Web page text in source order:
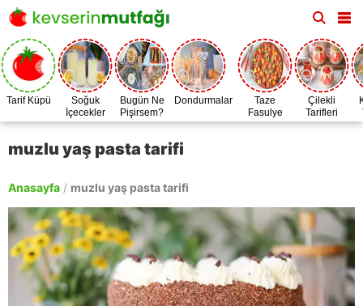
Tarif Küpü
Soğuk
İçecekler
Bugün Ne
Pişirsem?
Dondurmalar
Taze
Fasulye
Zamanı
Çilekli
Tarifleri
muzlu yaş pasta tarifi
Anasayfa / muzlu yaş pasta tarifi